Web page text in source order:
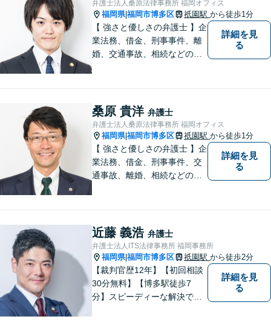
弁護士法人桑原法律事務所 福岡オフィス
福岡県|福岡市博多区 祇園駅 から徒歩1分
【 強さと優しさの弁護士 】企
業法務、借金、刑事事件、離
婚、交通事故、相続などのご
なリーガルサービスを提供い
たします。
詳細を見
る
桑原 貴洋 弁護士
弁護士法人桑原法律事務所 福岡オフィス
福岡県|福岡市博多区 祇園駅 から徒歩1分
【 強さと優しさの弁護士 】企
業法務、借金、刑事事件、交
通事故、離婚、相続などのご
なリーガルサービスを提供い
たします。
詳細を見
る
近藤 義浩 弁護士
弁護士法人ITS法律事務所 福岡事務所
福岡県|福岡市博多区 祇園駅 から徒歩2分
【裁判官歴12年】【初回相談
30分無料】【博多駅徒歩7
分】スピーディーな解決で
詳細を見
る